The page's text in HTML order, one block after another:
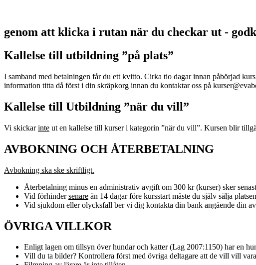
genom att klicka i rutan när du checkar ut -
Kallelse till utbildning ”på plats”
I samband med betalningen får du ett kvitto. Cirka tio dagar innan påbörjad
information titta då först i din skräpkorg innan du kontaktar oss på
Kallelse till Utbildning ”när du vill”
Vi skickarinte ut en kallelse till kurser i kategorin ”när du vill”. Kursen blir
AVBOKNING OCH ÅTERBETALNING
Avbokning ska ske skriftligt.
Återbetalning minus en administrativ avgift om 300 kr (kurser) sker
Vid förhindersenare än 14 dagar före kursstart måste du själv sälja
Vid sjukdom eller olycksfall ber vi dig kontakta din bank angående din
ÖVRIGA VILLKOR
Enligt lagen om tillsyn över hundar och katter (Lag 2007:1150) har en
Vill du ta bilder? Kontrollera först med övriga deltagare att de vill vill